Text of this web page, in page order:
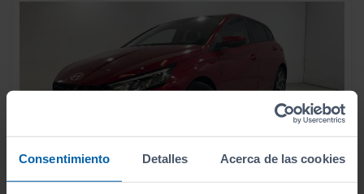
Consentimiento Detalles Acerca de las cookies